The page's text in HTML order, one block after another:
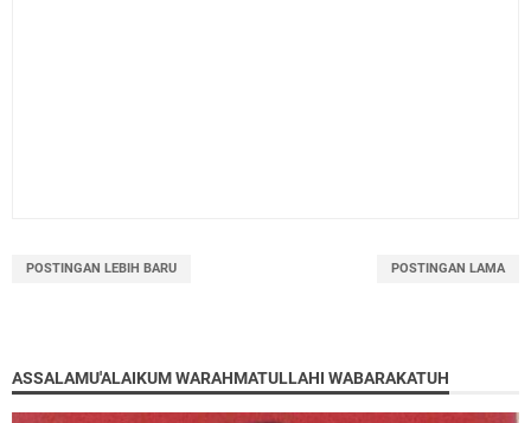
POSTINGAN LEBIH BARU POSTINGAN LAMA
ASSALAMU'ALAIKUM WARAHMATULLAHI WABARAKATUH